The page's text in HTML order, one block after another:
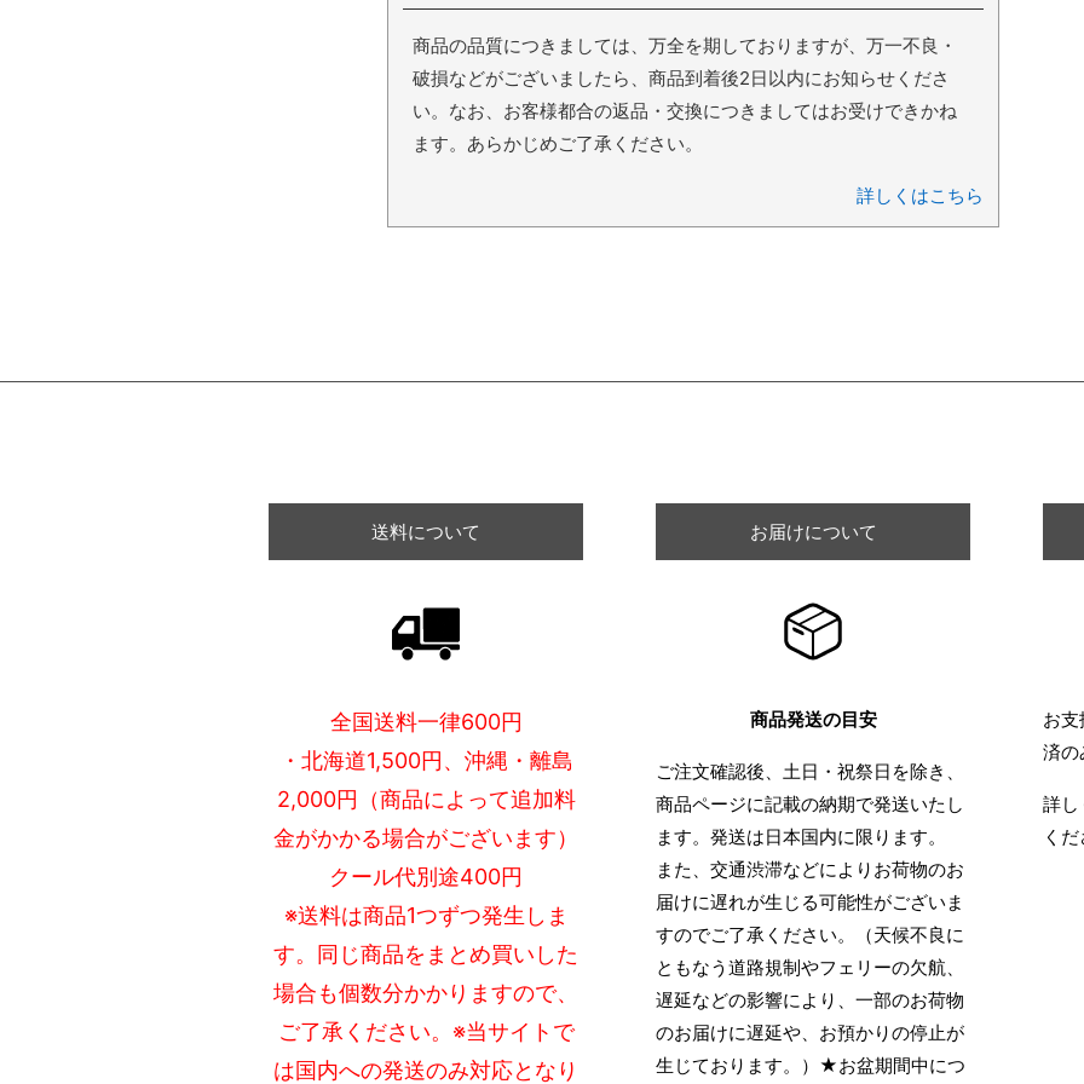
商品の品質につきましては、万全を期しておりますが、万一不良・
破損などがございましたら、商品到着後2日以内にお知らせくださ
い。なお、お客様都合の返品・交換につきましてはお受けできかね
ます。あらかじめご了承ください。
詳しくはこちら
送料について
全国送料一律600円
・北海道1,500円、沖縄・離島
2,000円（商品によって追加料
金がかかる場合がございます）
クール代別途400円
※送料は商品1つずつ発生しま
す。同じ商品をまとめ買いした
場合も個数分かかりますので、
ご了承ください。※当サイトで
は国内への発送のみ対応となり
お届けについて
商品発送の目安
ご注文確認後、土日・祝祭日を除き、
商品ページに記載の納期で発送いたし
ます。発送は日本国内に限ります。
また、交通渋滞などによりお荷物のお
届けに遅れが生じる可能性がございま
すのでご了承ください。（天候不良に
ともなう道路規制やフェリーの欠航、
遅延などの影響により、一部のお荷物
のお届けに遅延や、お預かりの停止が
生じております。）★お盆期間中につ
お
済の
詳し
くだ